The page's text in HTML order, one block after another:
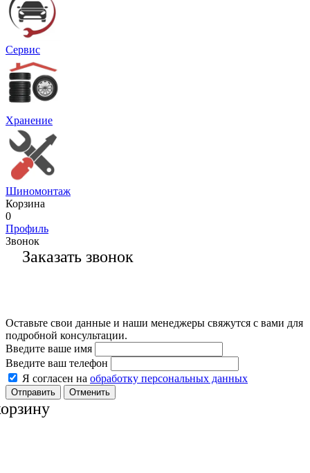
Сервис
Хранение
Шиномонтаж
Корзина
0
Профиль
Звонок
Заказать звонок
Оставьте свои данные и наши менеджеры свяжутся с вами для
подробной консультации.
Введите ваше имя
Введите ваш телефон
Я согласен на обработку персональных данных
Отменить